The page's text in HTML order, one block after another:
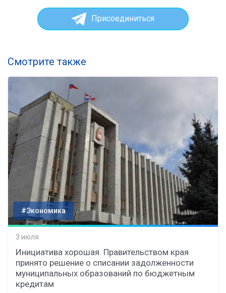
Присоединиться
Смотрите также
#Экономика
3 июля
Инициатива хорошая. Правительством края
принято решение о списании задолженности
муниципальных образований по бюджетным
кредитам